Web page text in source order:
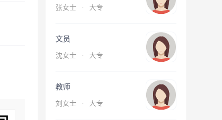
张女士 · 大专
文员
沈女士 · 大专
教师
刘女士 · 大专